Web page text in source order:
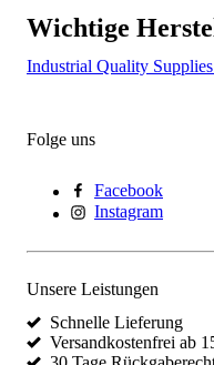
Wichtige
Industrial Quality
Folge uns
Facebook
Instagram
Unsere Leistungen
Schnelle Lieferung
Versandkostenfrei ab